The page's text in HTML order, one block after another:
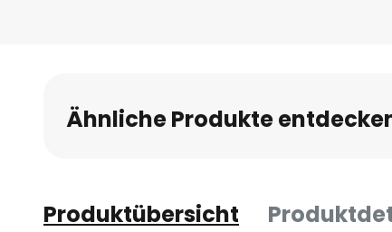
Ähnliche Produkte
Produktübersicht